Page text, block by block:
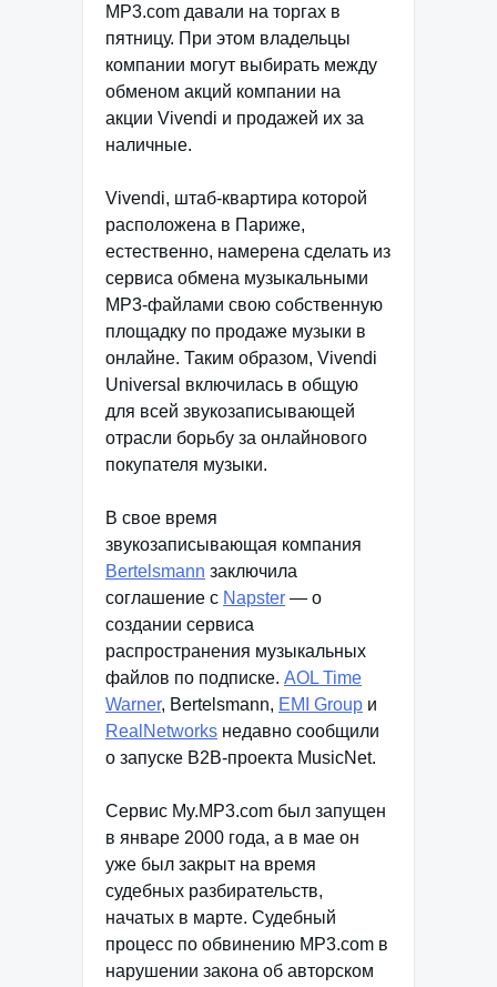
MP3.com давали на торгах в
пятницу. При этом владельцы
компании могут выбирать между
обменом акций компании на
акции Vivendi и продажей их за
наличные.
Vivendi, штаб-квартира которой
расположена в Париже,
естественно, намерена сделать из
сервиса обмена музыкальными
MP3-файлами свою собственную
площадку по продаже музыки в
онлайне. Таким образом, Vivendi
Universal включилась в общую
для всей звукозаписывающей
отрасли борьбу за онлайнового
покупателя музыки.
В свое время
звукозаписывающая компания
Bertelsmann заключила
соглашение с Napster — о
создании сервиса
распространения музыкальных
файлов по подписке. AOL Time
Warner, Bertelsmann, EMI Group и
RealNetworks недавно сообщили
о запуске B2B-проекта MusicNet.
Сервис My.MP3.com был запущен
в январе 2000 года, а в мае он
уже был закрыт на время
судебных разбирательств,
начатых в марте. Судебный
процесс по обвинению MP3.com в
нарушении закона об авторском